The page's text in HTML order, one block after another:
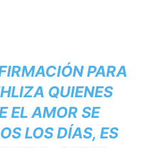
PARA
QUIENES
EL AMOR SE
LOS DÍAS, ES